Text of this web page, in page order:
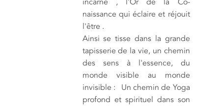
naissance qui éclaire et réjouit
l'être .
Ainsi se tisse dans la grande
tapisserie de la vie, un chemin
des sens à l'essence, du
monde visible au monde
invisible : Un chemin de Yoga
profond et spirituel dans son